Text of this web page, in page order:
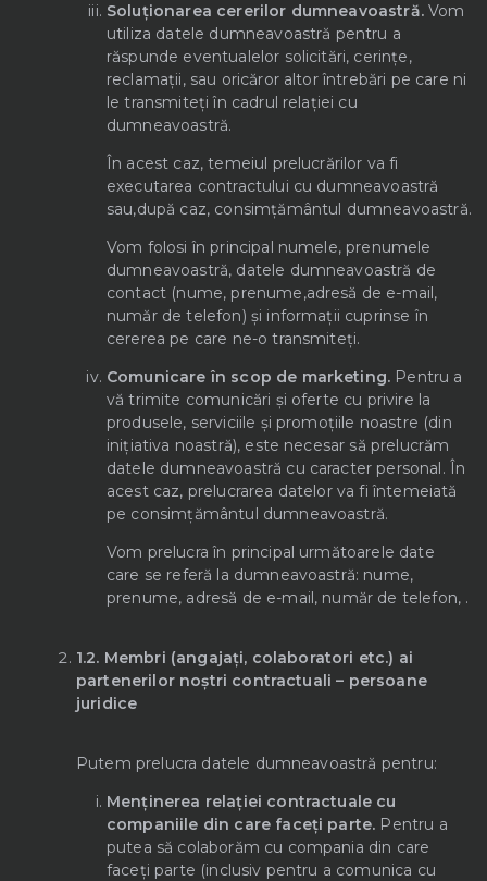
Soluționarea cererilor dumneavoastră.Vom
utiliza datele dumneavoastră pentru a
răspunde eventualelor solicitări, cerințe,
reclamații, sau oricăror altor întrebări pe care ni
le transmiteți în cadrul relației cu
dumneavoastră.
În acest caz, temeiul prelucrărilor va fi
executarea contractului cu dumneavoastră
sau,după caz, consimțământul dumneavoastră.
Vom folosi în principal numele, prenumele
dumneavoastră, datele dumneavoastră de
contact (nume, prenume,adresă de e-mail,
număr de telefon) și informații cuprinse în
cererea pe care ne-o transmiteți.
Comunicare în scop de marketing. Pentru a
vă trimite comunicări și oferte cu privire la
produsele, serviciile și promoțiile noastre (din
inițiativa noastră), este necesar să prelucrăm
datele dumneavoastră cu caracter personal. În
acest caz, prelucrarea datelor va fi întemeiată
pe consimțământul dumneavoastră.
Vom prelucra în principal următoarele date
care se referă la dumneavoastră: nume,
prenume, adresă de e-mail, număr de telefon, .
1.2. Membri (angajați, colaboratori etc.) ai
partenerilor noștri contractuali – persoane
juridice
Putem prelucra datele dumneavoastră pentru:
Menținerea relației contractuale cu
companiile din care faceți parte. Pentru a
putea să colaborăm cu compania din care
faceți parte (inclusiv pentru a comunica cu